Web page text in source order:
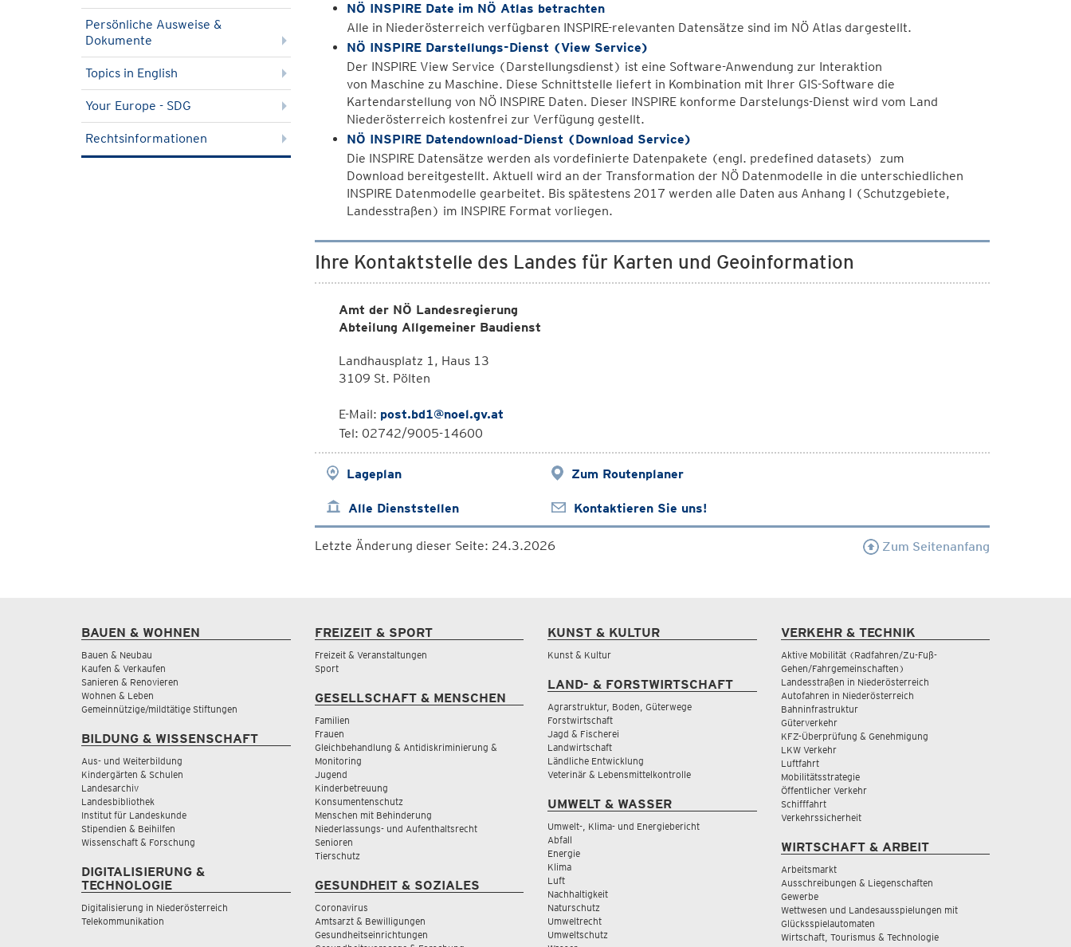
Persönliche Ausweise &
Dokumente
Topics in English
Your Europe - SDG
Rechtsinformationen
NÖ INSPIRE Date im NÖ Atlas betrachten
Alle in Niederösterreich verfügbaren INSPIRE-relevanten Datensätze sind im NÖ Atlas dargestellt.
NÖ INSPIRE Darstellungs-Dienst (View Service)
Der INSPIRE View Service (Darstellungsdienst) ist eine Software-Anwendung zur Interaktion
von Maschine zu Maschine. Diese Schnittstelle liefert in Kombination mit Ihrer GIS-Software die
Kartendarstellung von NÖ INSPIRE Daten. Dieser INSPIRE konforme Darstelungs-Dienst wird vom Land
Niederösterreich kostenfrei zur Verfügung gestellt.
NÖ INSPIRE Datendownload-Dienst (Download Service)
Die INSPIRE Datensätze werden als vordefinierte Datenpakete (engl. predefined datasets) zum
Download bereitgestellt. Aktuell wird an der Transformation der NÖ Datenmodelle in die unterschiedlichen
INSPIRE Datenmodelle gearbeitet. Bis spätestens 2017 werden alle Daten aus Anhang I (Schutzgebiete,
Landesstraßen) im INSPIRE Format vorliegen.
Ihre Kontaktstelle des Landes für Karten und Geoinformation
Amt der NÖ Landesregierung
Abteilung Allgemeiner Baudienst
Landhausplatz 1, Haus 13
3109 St. Pölten
E-Mail: post.bd1@noel.gv.at
Tel: 02742/9005-14600
Lageplan Zum Routenplaner
Alle Dienststellen Kontaktieren Sie uns!
Letzte Änderung dieser Seite: 24.3.2026 Zum Seitenanfang
BAUEN & WOHNEN
Bauen & Neubau
Kaufen & Verkaufen
Sanieren & Renovieren
Wohnen & Leben
Gemeinnützige/mildtätige Stiftungen
BILDUNG & WISSENSCHAFT
Aus- und Weiterbildung
Kindergärten & Schulen
Landesarchiv
Landesbibliothek
Institut für Landeskunde
Stipendien & Beihilfen
Wissenschaft & Forschung
DIGITALISIERUNG &
TECHNOLOGIE
Digitalisierung in Niederösterreich
Telekommunikation
FREIZEIT & SPORT
Freizeit & Veranstaltungen
Sport
GESELLSCHAFT & MENSCHEN
Familien
Frauen
Gleichbehandlung & Antidiskriminierung &
Monitoring
Jugend
Kinderbetreuung
Konsumentenschutz
Menschen mit Behinderung
Niederlassungs- und Aufenthaltsrecht
Senioren
Tierschutz
GESUNDHEIT & SOZIALES
Coronavirus
Amtsarzt & Bewilligungen
Gesundheitseinrichtungen
KUNST & KULTUR
Kunst & Kultur
LAND- & FORSTWIRTSCHAFT
Agrarstruktur, Boden, Güterwege
Forstwirtschaft
Jagd & Fischerei
Landwirtschaft
Ländliche Entwicklung
Veterinär & Lebensmittelkontrolle
UMWELT & WASSER
Umwelt-, Klima- und Energiebericht
Abfall
Energie
Klima
Luft
Nachhaltigkeit
Naturschutz
Umweltrecht
Umweltschutz
VERKEHR & TECHNIK
Aktive Mobilität (Radfahren/Zu-Fuß-
Gehen/Fahrgemeinschaften)
Landesstraßen in Niederösterreich
Autofahren in Niederösterreich
Bahninfrastruktur
Güterverkehr
KFZ-Überprüfung & Genehmigung
LKW Verkehr
Luftfahrt
Mobilitätsstrategie
Öffentlicher Verkehr
Schifffahrt
Verkehrssicherheit
WIRTSCHAFT & ARBEIT
Arbeitsmarkt
Ausschreibungen & Liegenschaften
Gewerbe
Wettwesen und Landesausspielungen mit
Glücksspielautomaten
Wirtschaft, Tourismus & Technologie